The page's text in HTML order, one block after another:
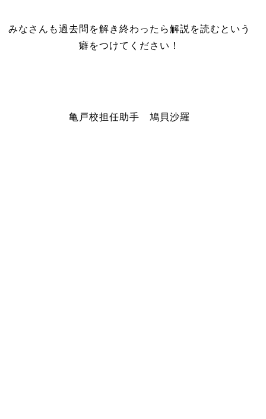
みなさんも過去問を解き終わったら解説を読むという
癖をつけてください！
亀戸校担任助手 鳩貝沙羅